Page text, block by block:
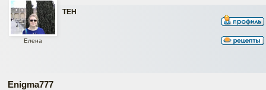
ТЕН
Елена
Enigma777